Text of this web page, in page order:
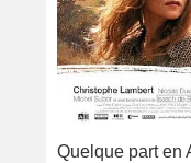
Quelque part en